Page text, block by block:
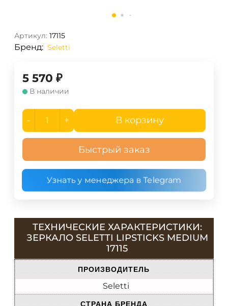
Артикул: 17115
Бренд: Seletti
5 570 ₽
В наличии
- + В корзину
Быстрый заказ
Узнать у менеджера в Telegram
ТЕХНИЧЕСКИЕ ХАРАКТЕРИСТИКИ:
ЗЕРКАЛО SELETTI LIPSTICKS MEDIUM
17115
ПРОИЗВОДИТЕЛЬ
Seletti
СТРАНА БРЕНДА